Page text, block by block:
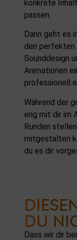
konkrete
passen.
Dann geht es
den perfekten
Sounddesign
Animationen
professionell
Während der
eng mit dir im
Runden
mitgestalten
du es dir
DU
Dass wir dir